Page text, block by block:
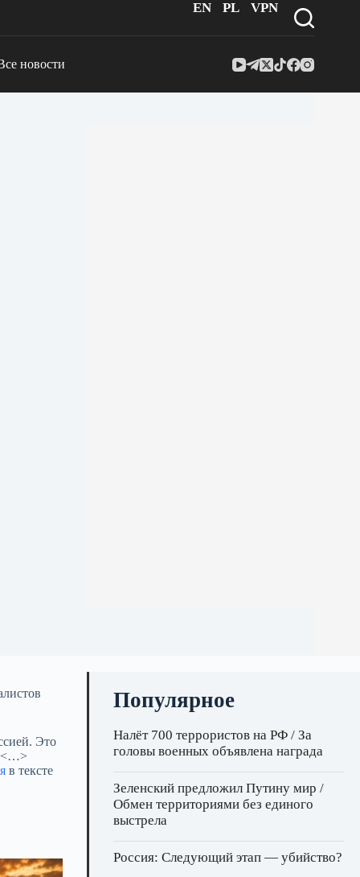
EN PL VPN
новости
Это
<…>
в тексте
Популярное
Налёт 700 террористов на РФ / За
головы военных объявлена награда
Зеленский предложил Путину мир /
Обмен территориями без единого
выстрела
Россия: Следующий этап — убийство?